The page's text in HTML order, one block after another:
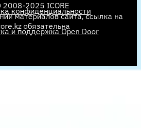
2008-2025 ICORE
конфиденциальности
материалов сайта, ссылка на
обязательна
и поддержка Open Door